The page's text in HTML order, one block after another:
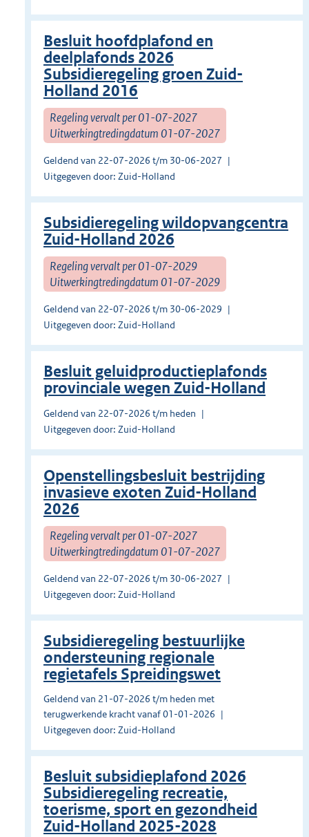
Besluit hoofdplafond en
deelplafonds 2026
Subsidieregeling groen Zuid-
Holland 2016
Regeling vervalt per 01-07-2027
Uitwerkingtredingdatum 01-07-2027
Geldend van 22-07-2026 t/m 30-06-2027
Uitgegeven door: Zuid-Holland
Subsidieregeling wildopvangcentra
Zuid-Holland 2026
Regeling vervalt per 01-07-2029
Uitwerkingtredingdatum 01-07-2029
Geldend van 22-07-2026 t/m 30-06-2029
Uitgegeven door: Zuid-Holland
Besluit geluidproductieplafonds
provinciale wegen Zuid-Holland
Geldend van 22-07-2026 t/m heden
Uitgegeven door: Zuid-Holland
Openstellingsbesluit bestrijding
invasieve exoten Zuid-Holland
2026
Regeling vervalt per 01-07-2027
Uitwerkingtredingdatum 01-07-2027
Geldend van 22-07-2026 t/m 30-06-2027
Uitgegeven door: Zuid-Holland
Subsidieregeling bestuurlijke
ondersteuning regionale
regietafels Spreidingswet
Geldend van 21-07-2026 t/m heden met
terugwerkende kracht vanaf 01-01-2026
Uitgegeven door: Zuid-Holland
Besluit subsidieplafond 2026
Subsidieregeling recreatie,
toerisme, sport en gezondheid
Zuid-Holland 2025-2028